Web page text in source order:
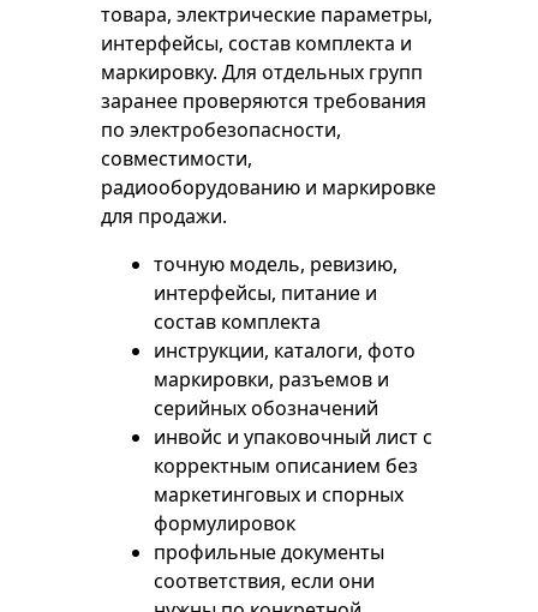
товара, электрические параметры,
интерфейсы, состав комплекта и
маркировку. Для отдельных групп
заранее проверяются требования
по электробезопасности,
совместимости,
радиооборудованию и маркировке
для продажи.
точную модель, ревизию,
интерфейсы, питание и
состав комплекта
инструкции, каталоги, фото
маркировки, разъемов и
серийных обозначений
инвойс и упаковочный лист с
корректным описанием без
маркетинговых и спорных
формулировок
профильные документы
соответствия, если они